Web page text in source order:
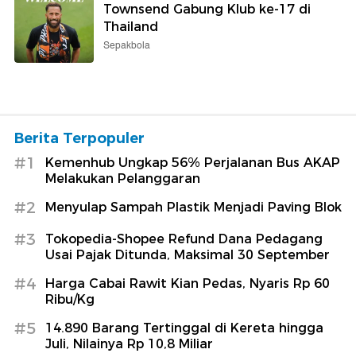
Townsend Gabung Klub ke-17 di
Thailand
Sepakbola
Berita Terpopuler
#1
Kemenhub Ungkap 56% Perjalanan Bus AKAP
Melakukan Pelanggaran
#2 Menyulap Sampah Plastik Menjadi Paving Blok
#3
Tokopedia-Shopee Refund Dana Pedagang
Usai Pajak Ditunda, Maksimal 30 September
#4
Harga Cabai Rawit Kian Pedas, Nyaris Rp 60
Ribu/Kg
#5
14.890 Barang Tertinggal di Kereta hingga
Juli, Nilainya Rp 10,8 Miliar